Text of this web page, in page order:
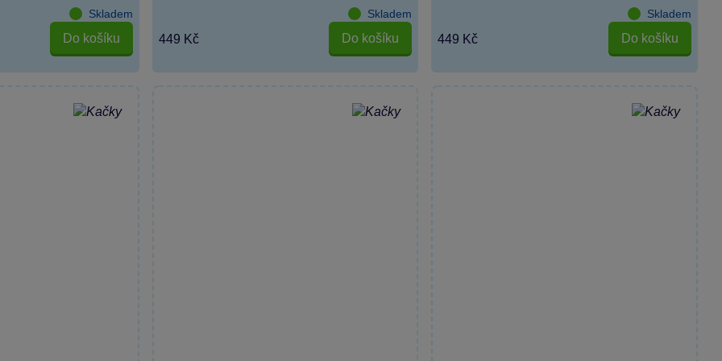
Skladem
Do košíku
Skladem
449 Kč Do košíku
Skladem
449 Kč Do košíku